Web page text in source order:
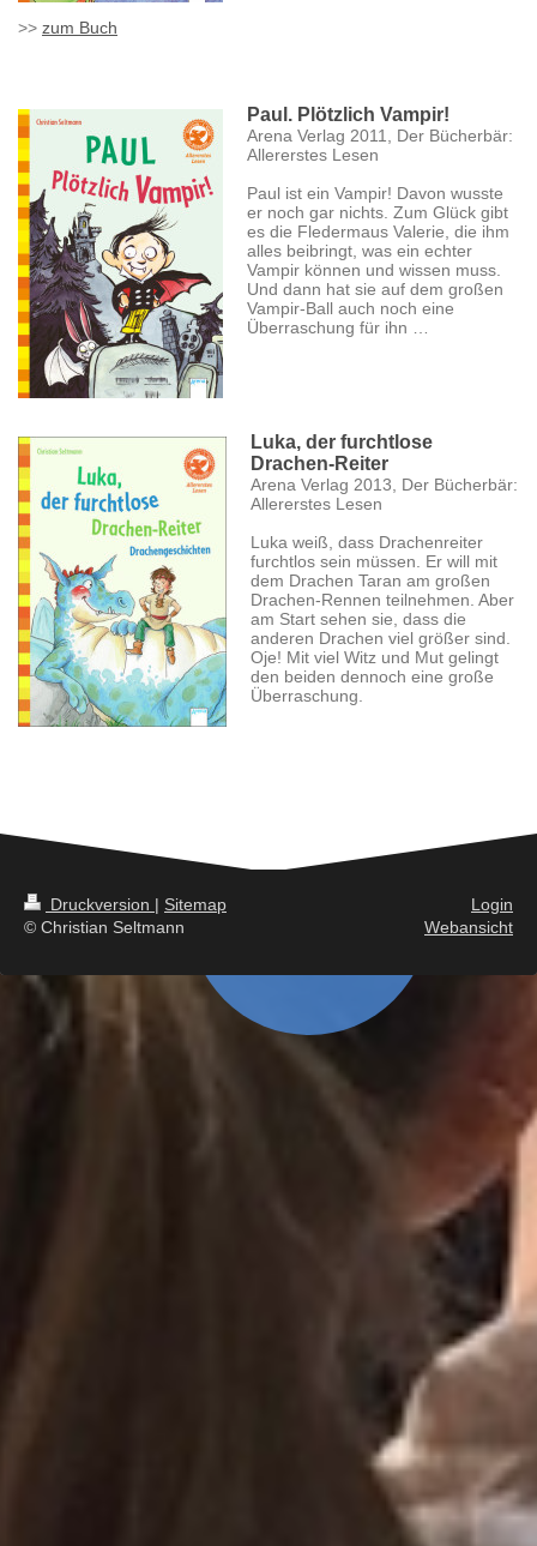
>> zum Buch
Paul. Plötzlich Vampir!
Arena Verlag 2011, Der Bücherbär:
Allererstes Lesen
Paul ist ein Vampir! Davon wusste
er noch gar nichts. Zum Glück gibt
es die Fledermaus Valerie, die ihm
alles beibringt, was ein echter
Vampir können und wissen muss.
Und dann hat sie auf dem großen
Vampir-Ball auch noch eine
Überraschung für ihn …
Luka, der furchtlose
Drachen-Reiter
Arena Verlag 2013, Der Bücherbär:
Allererstes Lesen
Luka weiß, dass Drachenreiter
furchtlos sein müssen. Er will mit
dem Drachen Taran am großen
Drachen-Rennen teilnehmen. Aber
am Start sehen sie, dass die
anderen Drachen viel größer sind.
Oje! Mit viel Witz und Mut gelingt
den beiden dennoch eine große
Überraschung.
Druckversion | Sitemap
© Christian Seltmann
Login
Webansicht